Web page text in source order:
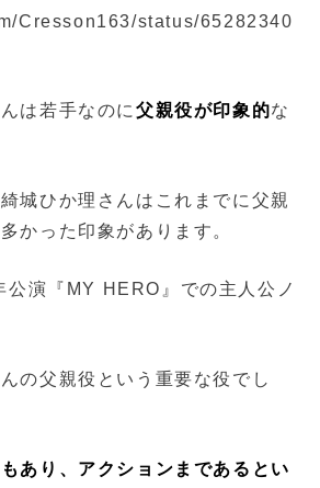
Cresson163/status/65282340
は若手なのに 父親役が印象的な
城ひか理さんはこれまでに父親
かった印象があります。
演『MY HERO』での主人公ノ
の父親役という重要な役でし
あり、アクションまであるとい